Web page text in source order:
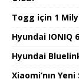
Togg için 1
Hyundai IONIQ
Hyundai
Xiaomi’nın Yeni